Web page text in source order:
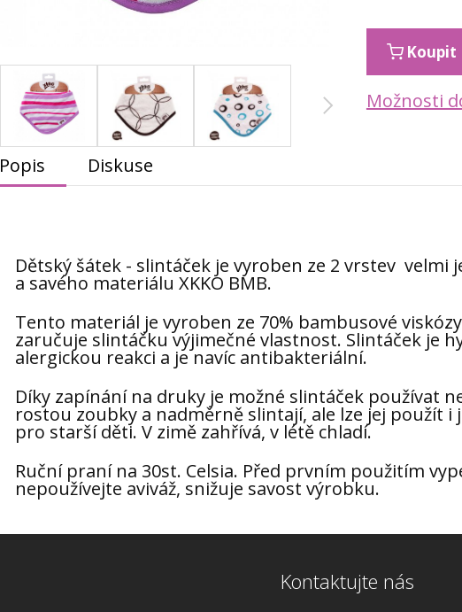
Koupit
Možnosti
Popis Diskuse
Dětský šátek - slintáček je vyroben ze 2 vrstev velmi
a savého materiálu XKKO BMB.
Tento materiál je vyroben ze 70% bambusové
zaručuje slintáčku výjimečné vlastnost. Slintáček je
alergickou reakci a je navíc antibakteriální.
Díky zapínání na druky je možné slintáček používat
rostou zoubky a nadměrně slintají, ale lze jej použít i
pro starší děti. V zimě zahřívá, v létě chladí.
Ruční praní na 30st. Celsia. Před prvním použitím
nepoužívejte aviváž, snižuje savost výrobku.
Kontaktujte nás